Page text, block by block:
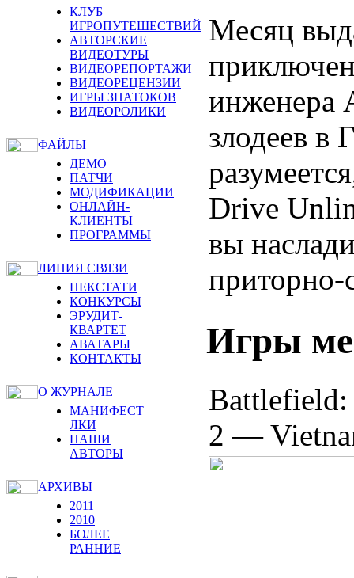
КЛУБ
ИГРОПУТЕШЕСТВИЙ
АВТОРСКИЕ
ВИДЕОТУРЫ
ВИДЕОРЕПОРТАЖИ
ВИДЕОРЕЦЕНЗИИ
ИГРЫ ЗНАТОКОВ
ВИДЕОРОЛИКИ
ФАЙЛЫ
ДЕМО
ПАТЧИ
МОДИФИКАЦИИ
ОНЛАЙН-
КЛИЕНТЫ
ПРОГРАММЫ
ЛИНИЯ СВЯЗИ
НЕКСТАТИ
КОНКУРСЫ
ЭРУДИТ-
КВАРТЕТ
АВАТАРЫ
КОНТАКТЫ
О ЖУРНАЛЕ
МАНИФЕСТ
ЛКИ
НАШИ
АВТОРЫ
АРХИВЫ
2011
2010
БОЛЕЕ
РАННИЕ
Месяц
инженера
злодеев в
Drive
вы
Игры
Battlefield:
2 —